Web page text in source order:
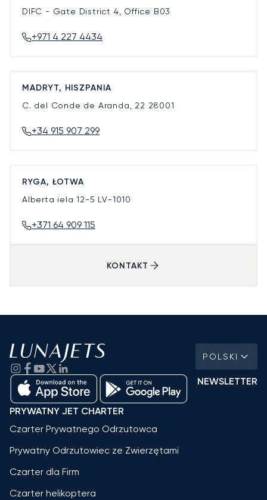
DIFC - Gate District 4, Office B03
+971 4 227 4434
MADRYT, HISZPANIA
C. del Conde de Aranda, 22 28001
+34 915 907 299
RYGA, ŁOTWA
Alberta iela 12-5 LV-1010
+371 64 909 115
KONTAKT
POLSKI
NEWSLETTER
PRYWATNY JET CHARTER
Czarter Prywatnego Odrzutowca
Prywatny Odrzutowiec ze Zwierzętami
Czarter dla Firm
Czarter helikoptera